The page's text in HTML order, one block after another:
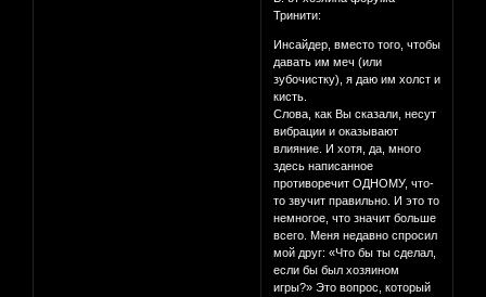
Тринити:
Инсайдер, вместо того, чтобы
давать им меч (или
зубочистку), я даю им холст и
кисть.
Слова, как Вы сказали, несут
вибрации и оказывают
влияние. И хотя, да, много
здесь написанное
противоречит ОДНОМУ, что-
то звучит правильно. И это то
немногое, что значит больше
всего. Меня недавно спросил
мой друг: «Что бы ты сделал,
если бы был хозяином
игры?» Это вопрос, который